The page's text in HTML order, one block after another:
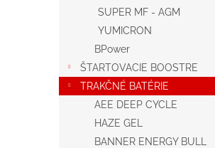
SUPER MF - AGM
YUMICRON
BPower
ŠTARTOVACIE BOOSTRE
TRAKČNÉ BATÉRIE
AEE DEEP CYCLE
HAZE GEL
BANNER ENERGY BULL